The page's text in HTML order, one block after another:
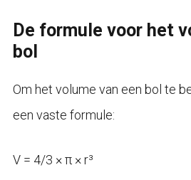
De formule voor het
bol
Om het volume van een bol te
een vaste formule:
V = 4/3 × π × r³